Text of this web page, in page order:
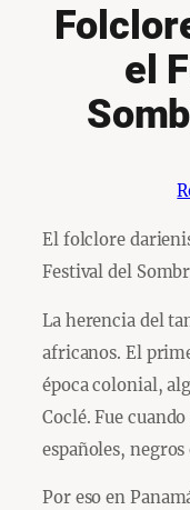
el
El folclore
Festival del
La herencia del
africanos. El
época colonial,
Coclé. Fue
españoles,
Por eso en